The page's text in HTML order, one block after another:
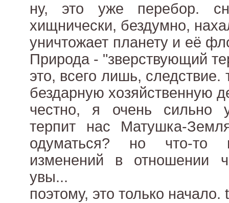
ну, это уже перебор.
хищнически, бездумно,
уничтожает планету и её
Природа - "зверствующий
это, всего лишь, следствие.
бездарную хозяйственную
честно, я очень сильно
терпит нас Матушка-
одуматься? но что-то
изменений в отношении
увы...
поэтому, это только